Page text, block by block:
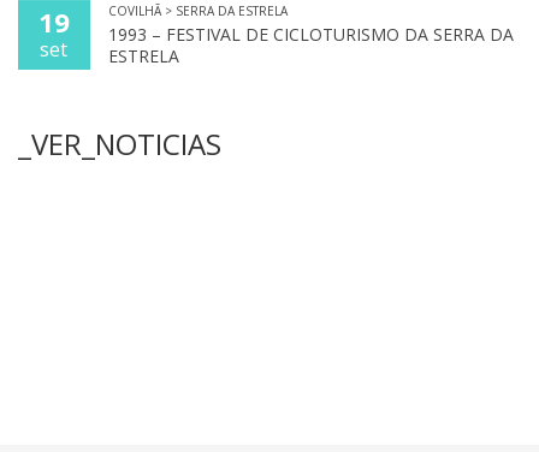
19
set
COVILHÃ > SERRA DA ESTRELA
1993 – FESTIVAL DE CICLOTURISMO DA SERRA DA
ESTRELA
_VER_NOTICIAS